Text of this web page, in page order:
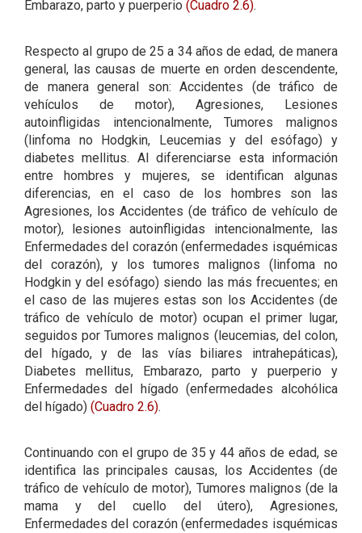
Embarazo, parto y puerperio (Cuadro 2.6).
Respecto al grupo de 25 a 34 años de edad, de manera
general, las causas de muerte en orden descendente,
de manera general son: Accidentes (de tráfico de
vehículos de motor), Agresiones, Lesiones
autoinfligidas intencionalmente, Tumores malignos
(linfoma no Hodgkin, Leucemias y del esófago) y
diabetes mellitus. Al diferenciarse esta información
entre hombres y mujeres, se identifican algunas
diferencias, en el caso de los hombres son las
Agresiones, los Accidentes (de tráfico de vehículo de
motor), lesiones autoinfligidas intencionalmente, las
Enfermedades del corazón (enfermedades isquémicas
del corazón), y los tumores malignos (linfoma no
Hodgkin y del esófago) siendo las más frecuentes; en
el caso de las mujeres estas son los Accidentes (de
tráfico de vehículo de motor) ocupan el primer lugar,
seguidos por Tumores malignos (leucemias, del colon,
del hígado, y de las vías biliares intrahepáticas),
Diabetes mellitus, Embarazo, parto y puerperio y
Enfermedades del hígado (enfermedades alcohólica
del hígado) (Cuadro 2.6).
Continuando con el grupo de 35 y 44 años de edad, se
identifica las principales causas, los Accidentes (de
tráfico de vehículo de motor), Tumores malignos (de la
mama y del cuello del útero), Agresiones,
Enfermedades del corazón (enfermedades isquémicas